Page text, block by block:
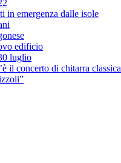
in emergenza dalle isole
edificio
luglio
il concerto di chitarra classica